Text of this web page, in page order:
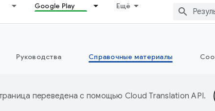
Google Play Ещё
Руководства Справочные материалы
переведена с помощью Cloud Translation API.